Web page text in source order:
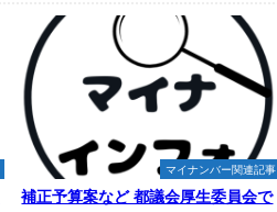
マイナンバー関連記事
補正予算案など 都議会厚生委員会で